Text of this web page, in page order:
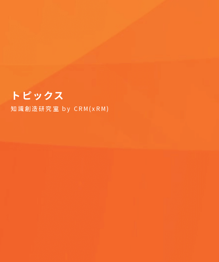
トピックス
知識創造研究室 by CRM(xRM)